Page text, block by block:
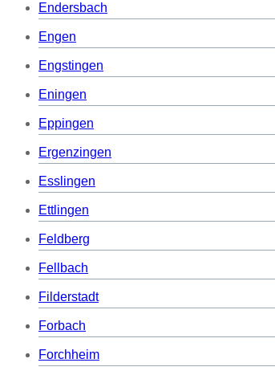
Endersbach
Engen
Engstingen
Eningen
Eppingen
Ergenzingen
Esslingen
Ettlingen
Feldberg
Fellbach
Filderstadt
Forbach
Forchheim